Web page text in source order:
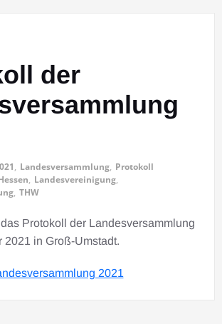
der
, Landesversammlung, Protokoll
, Landesvereinigung,
, THW
Protokoll der Landesversammlung
2021 in Groß-Umstadt.
2021